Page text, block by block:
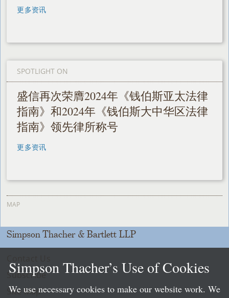
更多资讯
SPOTLIGHT ON
盛信再次荣膺2024年《钱伯斯亚太法律
指南》和2024年《钱伯斯大中华区法律
指南》领先律所称号
更多资讯
MAP
Simpson Thacher & Bartlett LLP
Subscribe
Site Map
Simpson Thacher’s Use of Cookies
We use necessary cookies to make our website work. We